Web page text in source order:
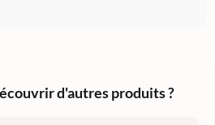
d'autres produits ?